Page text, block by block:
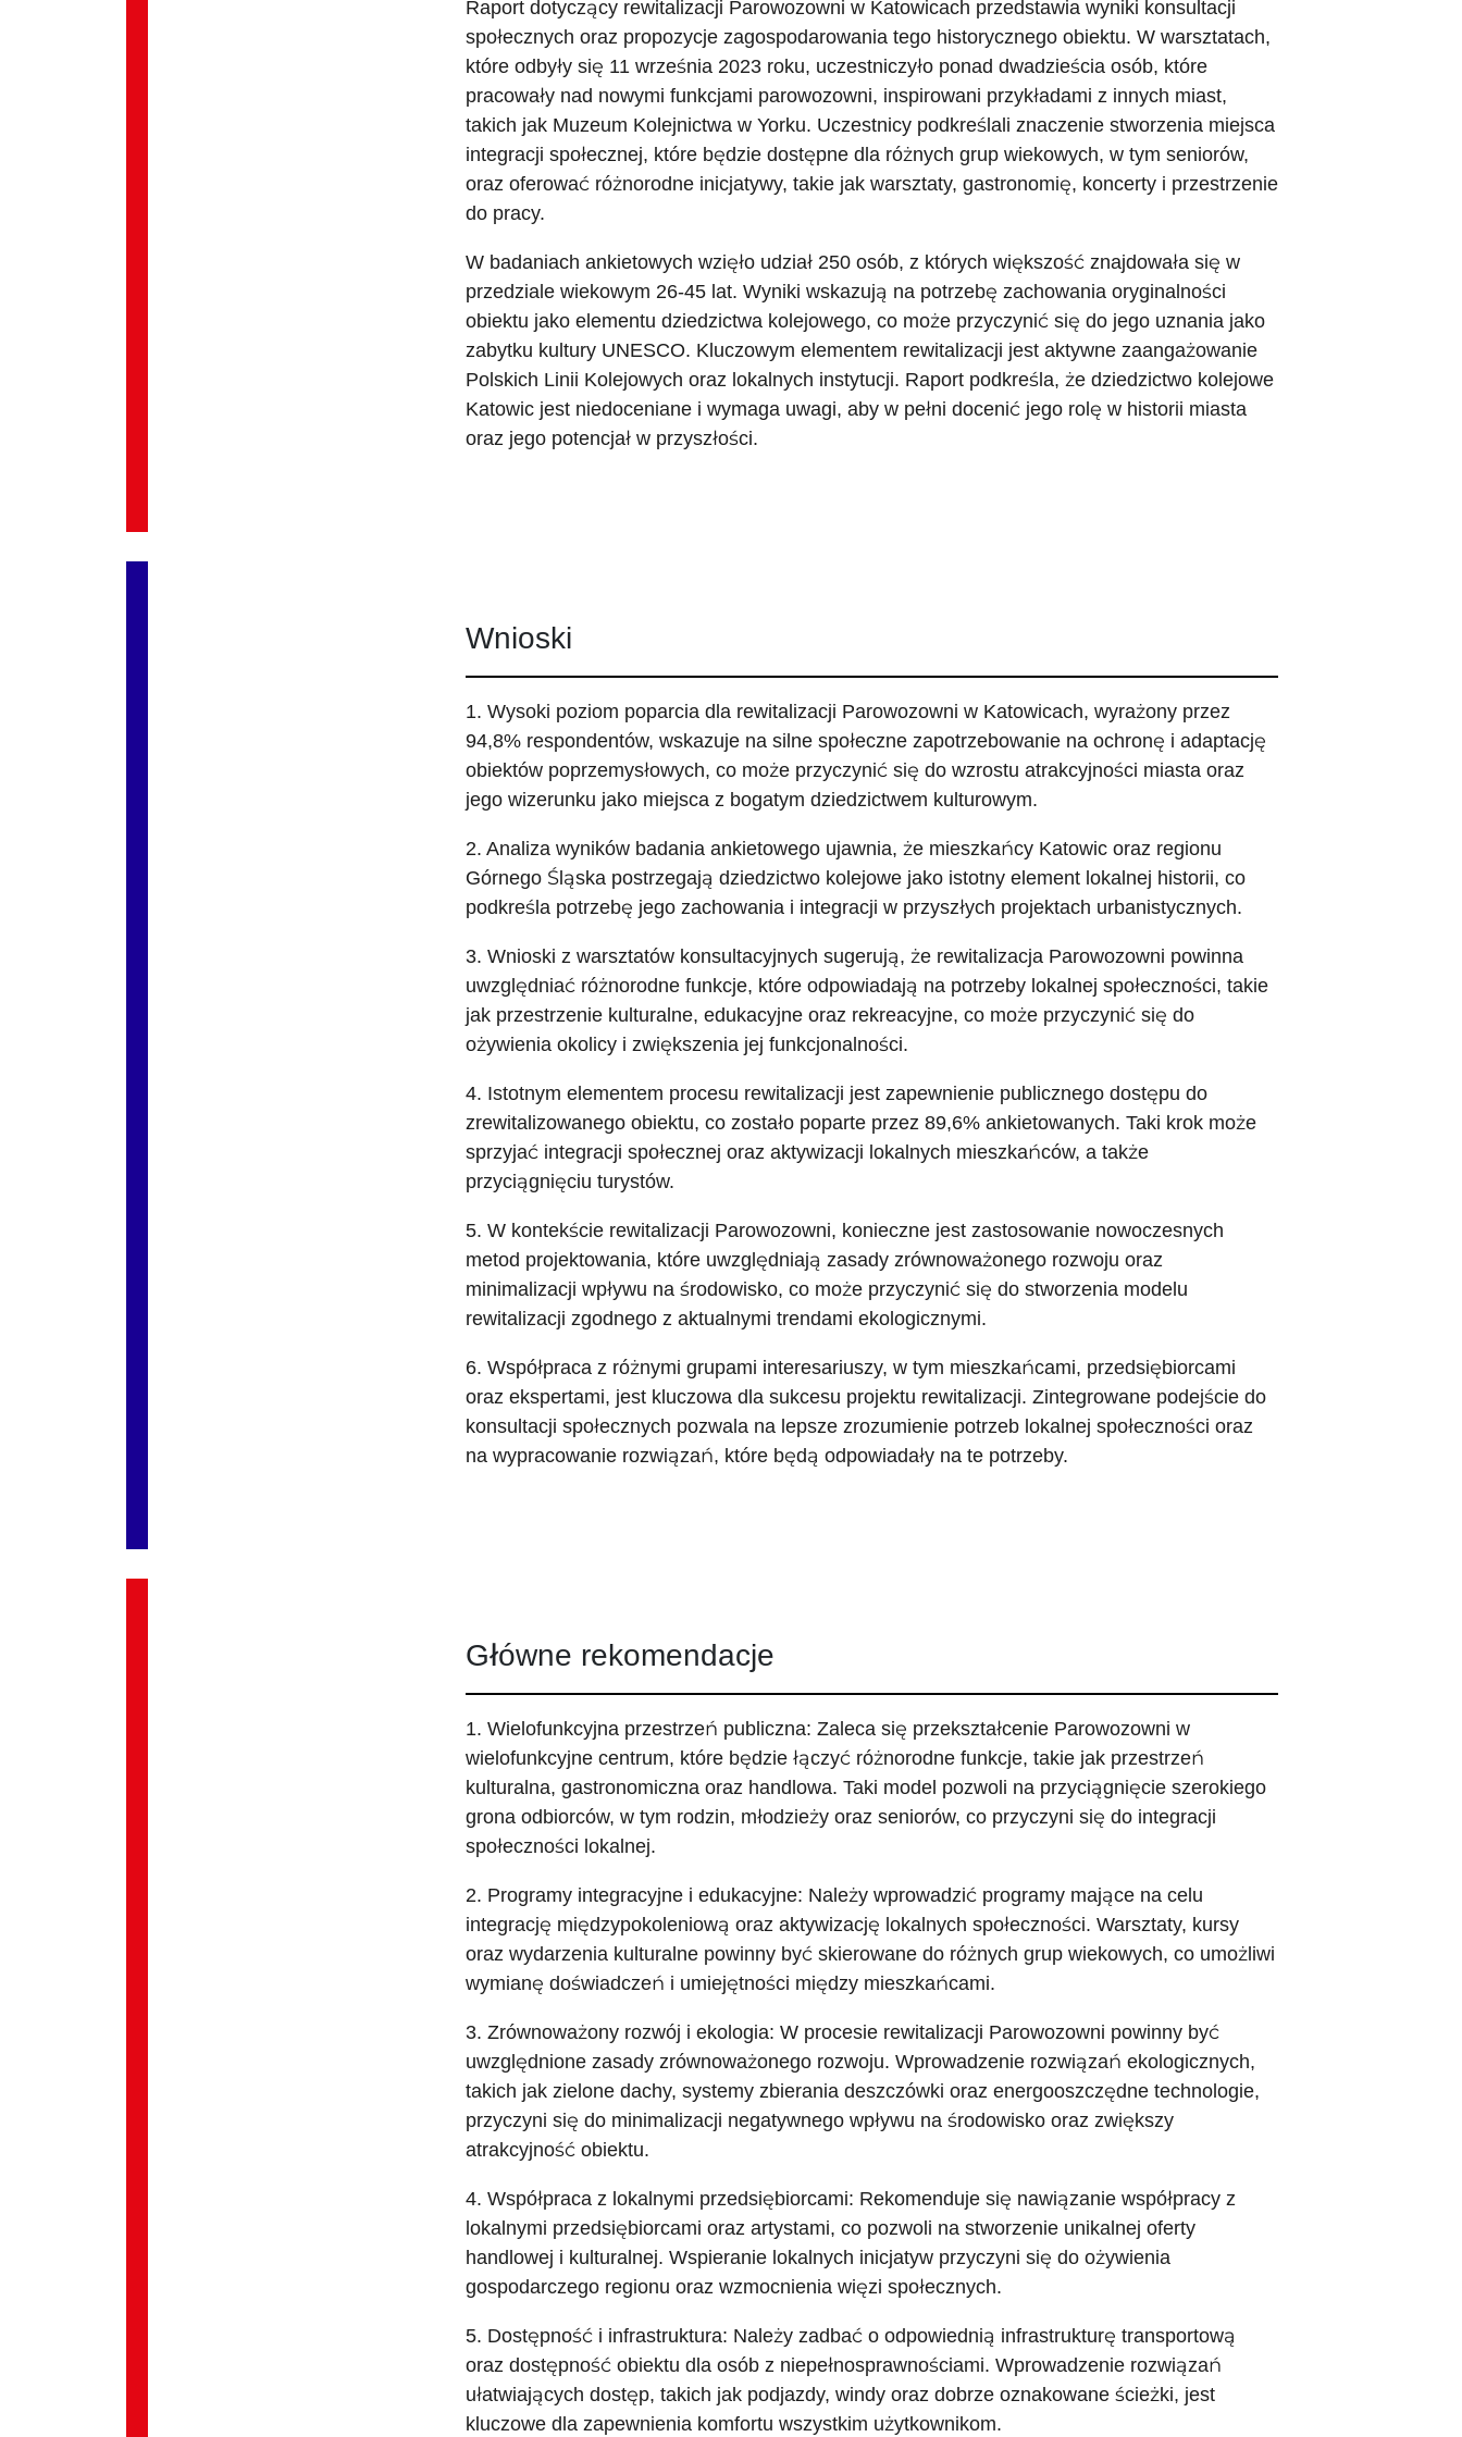
Raport dotyczący rewitalizacji Parowozowni w Katowicach przedstawia wyniki konsultacji
społecznych oraz propozycje zagospodarowania tego historycznego obiektu. W warsztatach,
które odbyły się 11 września 2023 roku, uczestniczyło ponad dwadzieścia osób, które
pracowały nad nowymi funkcjami parowozowni, inspirowani przykładami z innych miast,
takich jak Muzeum Kolejnictwa w Yorku. Uczestnicy podkreślali znaczenie stworzenia miejsca
integracji społecznej, które będzie dostępne dla różnych grup wiekowych, w tym seniorów,
oraz oferować różnorodne inicjatywy, takie jak warsztaty, gastronomię, koncerty i przestrzenie
do pracy.
W badaniach ankietowych wzięło udział 250 osób, z których większość znajdowała się w
przedziale wiekowym 26-45 lat. Wyniki wskazują na potrzebę zachowania oryginalności
obiektu jako elementu dziedzictwa kolejowego, co może przyczynić się do jego uznania jako
zabytku kultury UNESCO. Kluczowym elementem rewitalizacji jest aktywne zaangażowanie
Polskich Linii Kolejowych oraz lokalnych instytucji. Raport podkreśla, że dziedzictwo kolejowe
Katowic jest niedoceniane i wymaga uwagi, aby w pełni docenić jego rolę w historii miasta
oraz jego potencjał w przyszłości.
Wnioski
1. Wysoki poziom poparcia dla rewitalizacji Parowozowni w Katowicach, wyrażony przez
94,8% respondentów, wskazuje na silne społeczne zapotrzebowanie na ochronę i adaptację
obiektów poprzemysłowych, co może przyczynić się do wzrostu atrakcyjności miasta oraz
jego wizerunku jako miejsca z bogatym dziedzictwem kulturowym.
2. Analiza wyników badania ankietowego ujawnia, że mieszkańcy Katowic oraz regionu
Górnego Śląska postrzegają dziedzictwo kolejowe jako istotny element lokalnej historii, co
podkreśla potrzebę jego zachowania i integracji w przyszłych projektach urbanistycznych.
3. Wnioski z warsztatów konsultacyjnych sugerują, że rewitalizacja Parowozowni powinna
uwzględniać różnorodne funkcje, które odpowiadają na potrzeby lokalnej społeczności, takie
jak przestrzenie kulturalne, edukacyjne oraz rekreacyjne, co może przyczynić się do
ożywienia okolicy i zwiększenia jej funkcjonalności.
4. Istotnym elementem procesu rewitalizacji jest zapewnienie publicznego dostępu do
zrewitalizowanego obiektu, co zostało poparte przez 89,6% ankietowanych. Taki krok może
sprzyjać integracji społecznej oraz aktywizacji lokalnych mieszkańców, a także
przyciągnięciu turystów.
5. W kontekście rewitalizacji Parowozowni, konieczne jest zastosowanie nowoczesnych
metod projektowania, które uwzględniają zasady zrównoważonego rozwoju oraz
minimalizacji wpływu na środowisko, co może przyczynić się do stworzenia modelu
rewitalizacji zgodnego z aktualnymi trendami ekologicznymi.
6. Współpraca z różnymi grupami interesariuszy, w tym mieszkańcami, przedsiębiorcami
oraz ekspertami, jest kluczowa dla sukcesu projektu rewitalizacji. Zintegrowane podejście do
konsultacji społecznych pozwala na lepsze zrozumienie potrzeb lokalnej społeczności oraz
na wypracowanie rozwiązań, które będą odpowiadały na te potrzeby.
Główne rekomendacje
1. Wielofunkcyjna przestrzeń publiczna: Zaleca się przekształcenie Parowozowni w
wielofunkcyjne centrum, które będzie łączyć różnorodne funkcje, takie jak przestrzeń
kulturalna, gastronomiczna oraz handlowa. Taki model pozwoli na przyciągnięcie szerokiego
grona odbiorców, w tym rodzin, młodzieży oraz seniorów, co przyczyni się do integracji
społeczności lokalnej.
2. Programy integracyjne i edukacyjne: Należy wprowadzić programy mające na celu
integrację międzypokoleniową oraz aktywizację lokalnych społeczności. Warsztaty, kursy
oraz wydarzenia kulturalne powinny być skierowane do różnych grup wiekowych, co umożliwi
wymianę doświadczeń i umiejętności między mieszkańcami.
3. Zrównoważony rozwój i ekologia: W procesie rewitalizacji Parowozowni powinny być
uwzględnione zasady zrównoważonego rozwoju. Wprowadzenie rozwiązań ekologicznych,
takich jak zielone dachy, systemy zbierania deszczówki oraz energooszczędne technologie,
przyczyni się do minimalizacji negatywnego wpływu na środowisko oraz zwiększy
atrakcyjność obiektu.
4. Współpraca z lokalnymi przedsiębiorcami: Rekomenduje się nawiązanie współpracy z
lokalnymi przedsiębiorcami oraz artystami, co pozwoli na stworzenie unikalnej oferty
handlowej i kulturalnej. Wspieranie lokalnych inicjatyw przyczyni się do ożywienia
gospodarczego regionu oraz wzmocnienia więzi społecznych.
5. Dostępność i infrastruktura: Należy zadbać o odpowiednią infrastrukturę transportową
oraz dostępność obiektu dla osób z niepełnosprawnościami. Wprowadzenie rozwiązań
ułatwiających dostęp, takich jak podjazdy, windy oraz dobrze oznakowane ścieżki, jest
kluczowe dla zapewnienia komfortu wszystkim użytkownikom.